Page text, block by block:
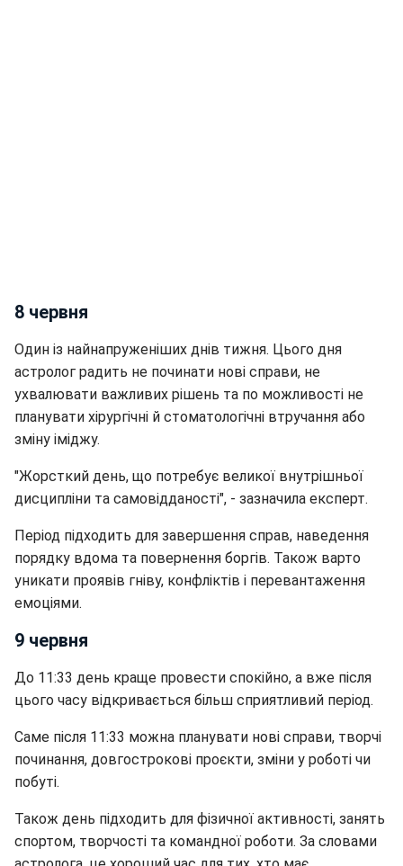
8 червня
Один із найнапруженіших днів тижня. Цього дня
астролог радить не починати нові справи, не
ухвалювати важливих рішень та по можливості не
планувати хірургічні й стоматологічні втручання або
зміну іміджу.
"Жорсткий день, що потребує великої внутрішньої
дисципліни та самовідданості", - зазначила експерт.
Період підходить для завершення справ, наведення
порядку вдома та повернення боргів. Також варто
уникати проявів гніву, конфліктів і перевантаження
емоціями.
9 червня
До 11:33 день краще провести спокійно, а вже після
цього часу відкривається більш сприятливий період.
Саме після 11:33 можна планувати нові справи, творчі
починання, довгострокові проєкти, зміни у роботі чи
побуті.
Також день підходить для фізичної активності, занять
спортом, творчості та командної роботи. За словами